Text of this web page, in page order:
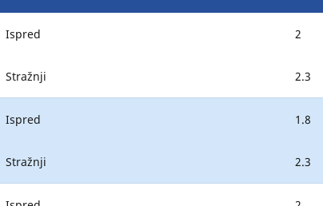
Ispred 2
Stražnji 2.3
Ispred 1.8
Stražnji 2.3